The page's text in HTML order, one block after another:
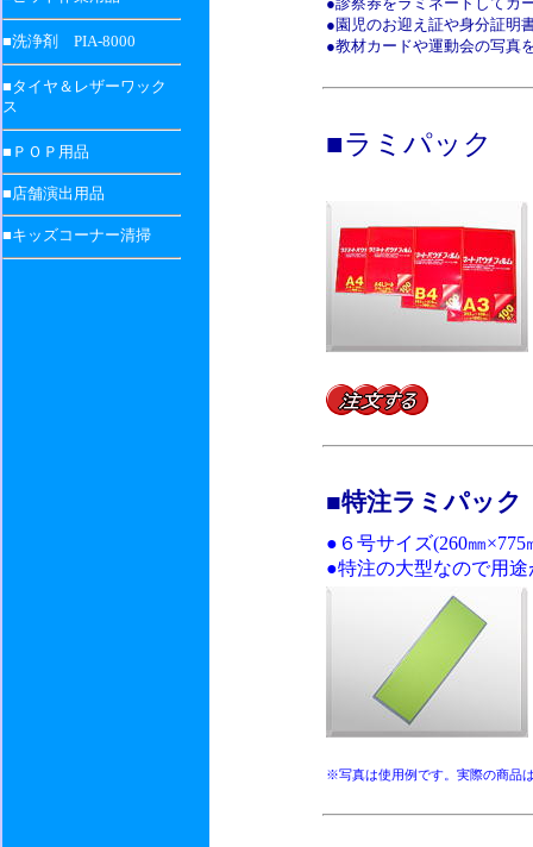
■洗浄剤 PIA-8000
■タイヤ＆レザーワック
ス
■ＰＯＰ用品
■店舗演出用品
■キッズコーナー清掃
●園児のお迎え証や身分証明
●教材カードや運動会の写真
■ラミパック
■特注ラミパック
●６号サイズ(260㎜
●特注の大型なので用
※写真は使用例です。実際の商品